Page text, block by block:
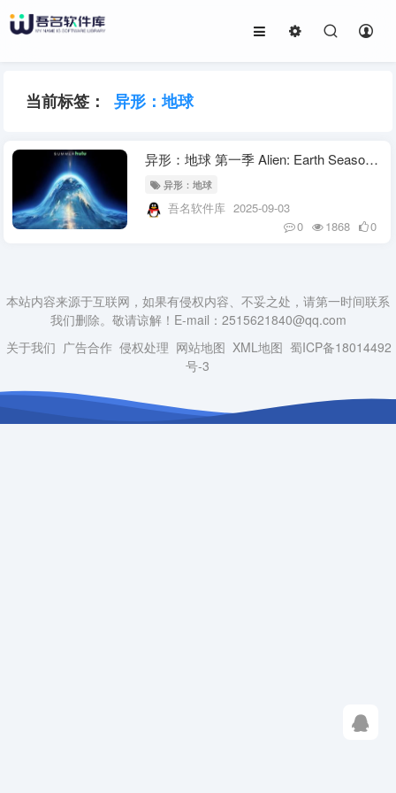
当前标签： 异形：地球
异形：地球 第一季 Alien: Earth Season 1
异形：地球
吾名软件库 2025-09-03
0
1868 0
本站内容来源于互联网，如果有侵权内容、不妥之处，请第一时间联系
我们删除。敬请谅解！E-mail：2515621840@qq.com
关于我们 广告合作 侵权处理 网站地图 XML地图 蜀ICP备18014492
号-3